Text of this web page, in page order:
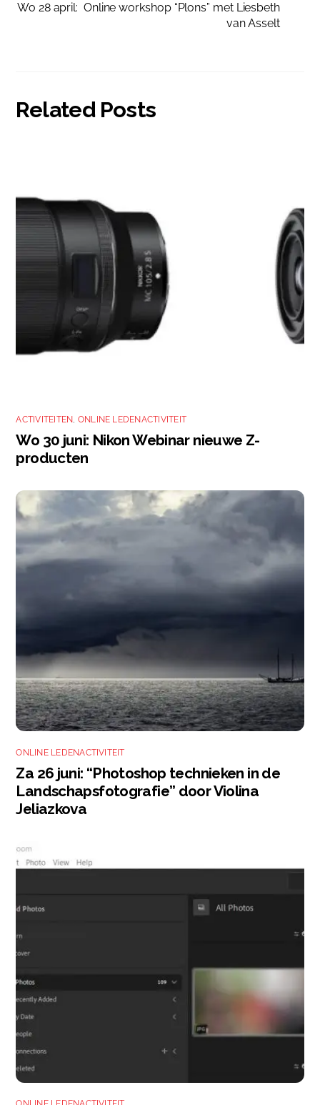
Wo 28 april: Online workshop “Plons” met Liesbeth
van Asselt
Related Posts
ACTIVITEITEN ONLINE LEDENACTIVITEIT
Wo 30 juni: Nikon Webinar nieuwe Z-
producten
ONLINE LEDENACTIVITEIT
Za 26 juni: “Photoshop technieken in de
Landschapsfotografie” door Violina
Jeliazkova